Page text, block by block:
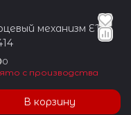
механизм ETA
0
с производства
В корзину